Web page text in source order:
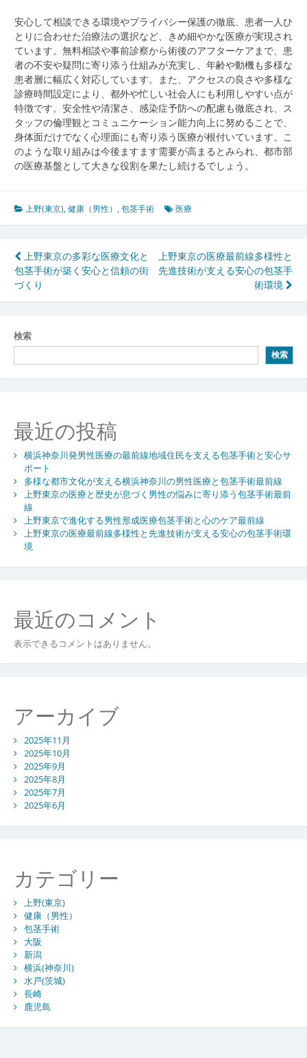
安心して相談できる環境やプライバシー保護の徹底、患者一人ひ
とりに合わせた治療法の選択など、きめ細やかな医療が実現され
ています。無料相談や事前診察から術後のアフターケアまで、患
者の不安や疑問に寄り添う仕組みが充実し、年齢や動機も多様な
患者層に幅広く対応しています。また、アクセスの良さや多様な
診療時間設定により、都外や忙しい社会人にも利用しやすい点が
特徴です。安全性や清潔さ、感染症予防への配慮も徹底され、ス
タッフの倫理観とコミュニケーション能力向上に努めることで、
身体面だけでなく心理面にも寄り添う医療が根付いています。こ
のような取り組みは今後ますます需要が高まるとみられ、都市部
の医療基盤として大きな役割を果たし続けるでしょう。
上野(東京),健康（男性） ,包茎手術 医療
投
稿
ナ
ビ
ゲ
ー
ョ
ン
上野東京の多彩な医療文化と
包茎手術が築く安心と信頼の街
づくり
上野東京の医療最前線多様性と
先進技術が支える安心の包茎手
術環境
検索
検索
最近の投稿
横浜神奈川発男性医療の最前線地域住民を支える包茎手術と安心サ
ポート
多様な都市文化が支える横浜神奈川の男性医療と包茎手術最前線
上野東京の医療と歴史が息づく男性の悩みに寄り添う包茎手術最前
線
上野東京で進化する男性形成医療包茎手術と心のケア最前線
上野東京の医療最前線多様性と先進技術が支える安心の包茎手術環
境
最近のコメント
表示できるコメントはありません。
アーカイブ
2025年11月
2025年10月
2025年9月
2025年8月
2025年7月
2025年6月
カテゴリー
上野(東京)
健康（男性）
包茎手術
大阪
新潟
横浜(神奈川)
水戸(茨城)
長崎
鹿児島